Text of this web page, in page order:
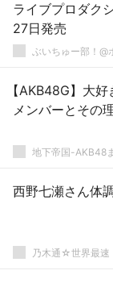
ライブプロダク
27日発売
ぶいちゅー部！@
【AKB48G】大
メンバーとその
地下帝国-AKB48
西野七瀬さん体